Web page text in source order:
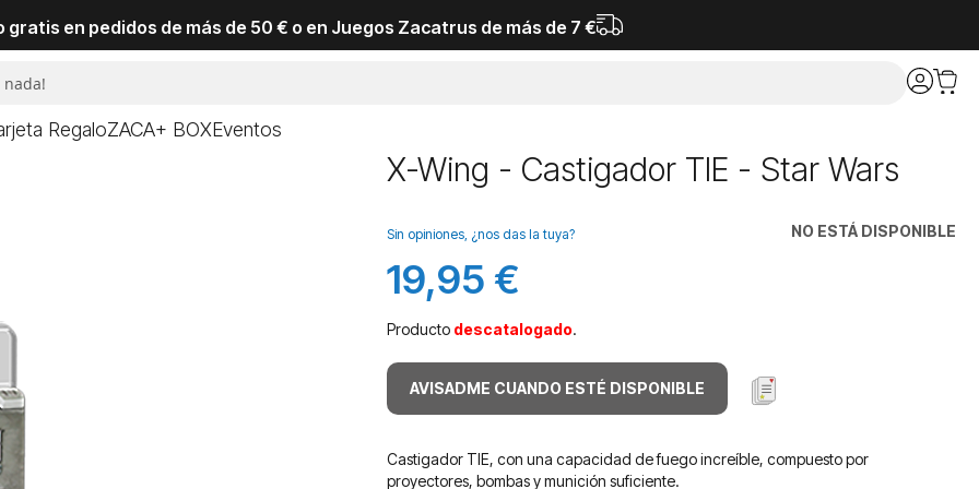
gratis en pedidos de más de 50 € o en Juegos Zacatrus de más de 7 €
RegaloZACA+ BOXEventos
X-Wing - Castigador TIE - Star Wars
NO ESTÁ DISPONIBLE
Sin opiniones, ¿nos das la tuya?
19,95 €
Producto descatalogado.
AVISADME CUANDO ESTÉ DISPONIBLE
Castigador TIE, con una capacidad de fuego increíble, compuesto por
proyectores, bombas y munición suficiente.